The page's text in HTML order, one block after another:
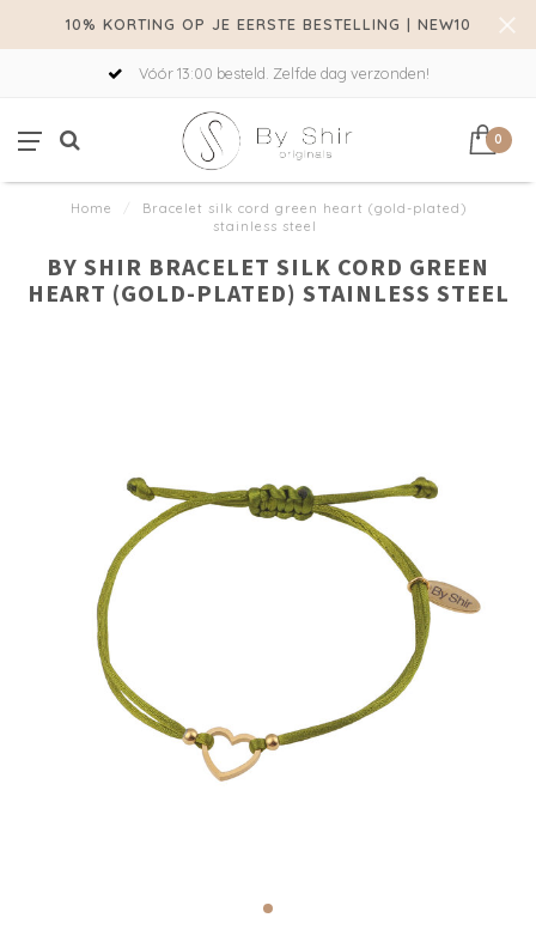
10% KORTING OP JE EERSTE BESTELLING | NEW10
Vóór 13:00 besteld. Zelfde dag verzonden!
0
Home /
Bracelet silk cord green heart (gold-plated)
stainless steel
BY SHIR BRACELET SILK CORD GREEN
HEART (GOLD-PLATED) STAINLESS STEEL